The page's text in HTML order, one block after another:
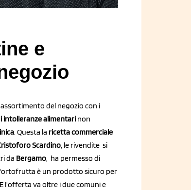
e
del negozio con i
intolleranze alimentari non
. Questa la ricetta commerciale
Scardino, le rivendite si
da Bergamo, ha permesso di
è un prodotto sicuro per
l'offerta va oltre i due comuni e